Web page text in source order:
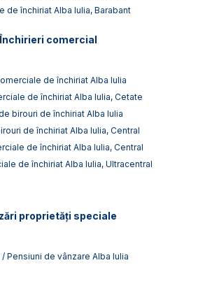
de închiriat Alba Iulia, Barabant
Închirieri comercial
de închiriat Alba Iulia
de închiriat Alba Iulia, Cetate
birouri de închiriat Alba Iulia
de închiriat Alba Iulia, Central
de închiriat Alba Iulia, Central
de închiriat Alba Iulia, Ultracentral
proprietăți speciale
Pensiuni de vânzare Alba Iulia